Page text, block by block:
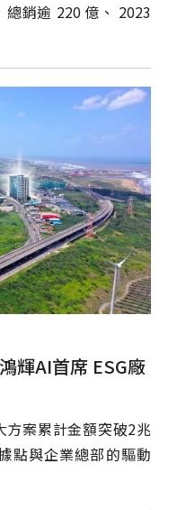
銷逾 220 億、 2023
輝AI首席 ESG廠
方案累計金額突破2兆
點與企業總部的驅動